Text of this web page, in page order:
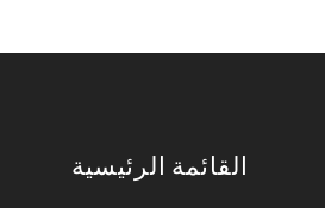
القائمة الرئيسية